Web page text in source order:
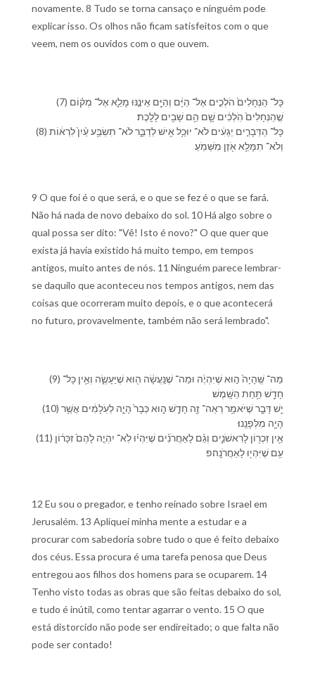
novamente. 8 Tudo se torna cansaço e ninguém pode
explicar isso. Os olhos não ficam satisfeitos com o que
veem, nem os ouvidos com o que ouvem.
(7) כָּל־ הַ⁠נְּחָלִים֙ הֹלְכִ֣ים אֶל־ הַ⁠יָּ֔ם וְ⁠הַ⁠יָּ֖ם אֵינֶ֣⁠נּוּ מָלֵ֑א אֶל־ מְק֗וֹם
שֶׁ֤⁠הַ⁠נְּחָלִים֙ הֹֽלְכִ֔ים שָׁ֛ם הֵ֥ם שָׁבִ֖ים לָ⁠לָֽכֶת׃
(8) כָּל־ הַ⁠דְּבָרִ֣ים יְגֵעִ֔ים לֹא־ יוּכַ֥ל אִ֖ישׁ לְ⁠דַבֵּ֑ר לֹא־ תִשְׂבַּ֥ע עַ֨יִן֙ לִ⁠רְא֔וֹת
וְ⁠לֹא־ תִמָּלֵ֥א אֹ֖זֶן מִ⁠שְּׁמֹֽעַ׃
9 O que foi é o que será, e o que se fez é o que se fará.
Não há nada de novo debaixo do sol. 10 Há algo sobre o
qual possa ser dito: "Vê! Isto é novo?" O que quer que
exista já havia existido há muito tempo, em tempos
antigos, muito antes de nós. 11 Ninguém parece lembrar-
se daquilo que aconteceu nos tempos antigos, nem das
coisas que ocorreram muito depois, e o que acontecerá
no futuro, provavelmente, também não será lembrado".
(9) מַה־ שֶּֽׁ⁠הָיָה֙ ה֣וּא שֶׁ⁠יִּהְיֶ֔ה וּ⁠מַה־ שֶׁ⁠נַּֽעֲשָׂ֔ה ה֖וּא שֶׁ⁠יֵּעָשֶׂ֑ה וְ⁠אֵ֥ין כָּל־
חָדָ֖שׁ תַּ֥חַת הַ⁠שָּֽׁמֶשׁ׃
(10) יֵ֥שׁ דָּבָ֛ר שֶׁ⁠יֹּאמַ֥ר רְאֵה־ זֶ֖ה חָדָ֣שׁ ה֑וּא כְּבָר֙ הָיָ֣ה לְ⁠עֹֽלָמִ֔ים אֲשֶׁ֥ר
הָיָ֖ה מִ⁠לְּ⁠פָנֵֽ⁠נוּ׃
(11) אֵ֥ין זִכְר֖וֹן לָ⁠רִאשֹׁנִ֑ים וְ⁠גַ֨ם לָ⁠אַחֲרֹנִ֜ים שֶׁ⁠יִּהְי֗וּ לֹֽא־ יִהְיֶ֤ה לָ⁠הֶם֙ זִכָּר֔וֹן
עִ֥ם שֶׁ⁠יִּהְי֖וּ לָ⁠אַחֲרֹנָֽה׃פ
12 Eu sou o pregador, e tenho reinado sobre Israel em
Jerusalém. 13 Apliquei minha mente a estudar e a
procurar com sabedoria sobre tudo o que é feito debaixo
dos céus. Essa procura é uma tarefa penosa que Deus
entregou aos filhos dos homens para se ocuparem. 14
Tenho visto todas as obras que são feitas debaixo do sol,
e tudo é inútil, como tentar agarrar o vento. 15 O que
está distorcido não pode ser endireitado; o que falta não
pode ser contado!